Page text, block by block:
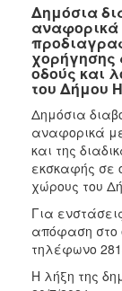
Δημόσια
αναφορικά
χορήγησης
οδούς και
του Δήμου
Δημόσια
αναφορικά
και της
εκσκαφής σε
χώρους του
Για
απόφαση στο
τηλέφωνο
Η λήξη της